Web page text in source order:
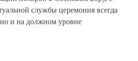
службы церемония всегда
и на должном уровне